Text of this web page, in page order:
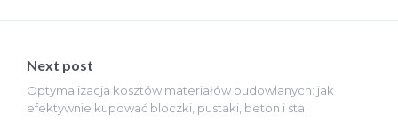
Next post
Optymalizacja kosztów materiałów budowlanych: jak
efektywnie kupować bloczki, pustaki, beton i stal